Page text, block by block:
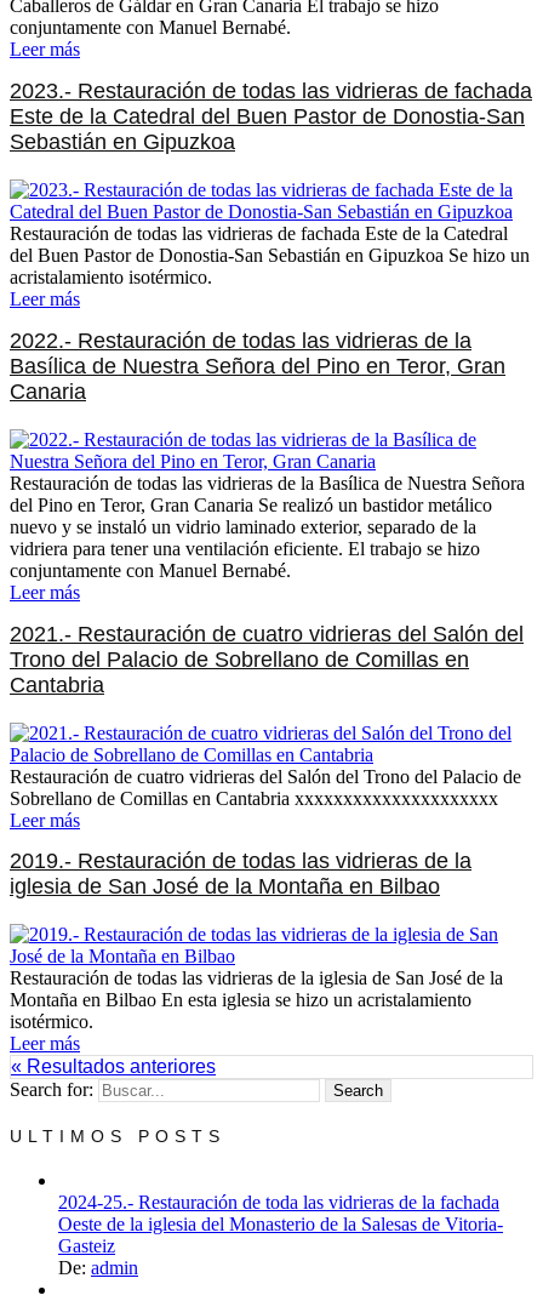
Caballeros de Gáldar en Gran Canaria El trabajo se hizo
conjuntamente con Manuel Bernabé.
Leer más
2023.- Restauración de todas las vidrieras de fachada
Este de la Catedral del Buen Pastor de Donostia-San
Sebastián en Gipuzkoa
Restauración de todas las vidrieras de fachada Este de la Catedral
del Buen Pastor de Donostia-San Sebastián en Gipuzkoa Se hizo un
acristalamiento isotérmico.
Leer más
2022.- Restauración de todas las vidrieras de la
Basílica de Nuestra Señora del Pino en Teror, Gran
Canaria
Restauración de todas las vidrieras de la Basílica de Nuestra Señora
del Pino en Teror, Gran Canaria Se realizó un bastidor metálico
nuevo y se instaló un vidrio laminado exterior, separado de la
vidriera para tener una ventilación eficiente. El trabajo se hizo
conjuntamente con Manuel Bernabé.
Leer más
2021.- Restauración de cuatro vidrieras del Salón del
Trono del Palacio de Sobrellano de Comillas en
Cantabria
Restauración de cuatro vidrieras del Salón del Trono del Palacio de
Sobrellano de Comillas en Cantabria xxxxxxxxxxxxxxxxxxxxx
Leer más
2019.- Restauración de todas las vidrieras de la
iglesia de San José de la Montaña en Bilbao
Restauración de todas las vidrieras de la iglesia de San José de la
Montaña en Bilbao En esta iglesia se hizo un acristalamiento
isotérmico.
Leer más
« Resultados anteriores
Search for:
ULTIMOS POSTS
2024-25.- Restauración de toda las vidrieras de la fachada
Oeste de la iglesia del Monasterio de la Salesas de Vitoria-
Gasteiz
De: admin